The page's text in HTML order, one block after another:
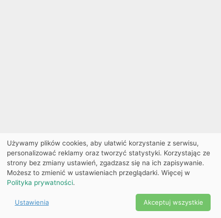
Ekobilet2026 |
Ustawienia
cookies
2026
Używamy plików cookies, aby ułatwić korzystanie z serwisu,
personalizować reklamy oraz tworzyć statystyki. Korzystając ze
strony bez zmiany ustawień, zgadzasz się na ich zapisywanie.
Możesz to zmienić w ustawieniach przeglądarki. Więcej w
Polityka prywatności.
Ustawienia Akceptuj wszystkie